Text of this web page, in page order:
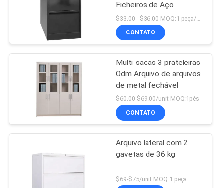
Ficheiros de Aço
CONTATO
Multi-sacas 3 prateleiras
Odm Arquivo de arquivos
de metal fechável
$60.00-$69.00/unit MOQ:1pés
CONTATO
Arquivo lateral com 2
gavetas de 36 kg
$69-$75/unit MOQ:1 peça